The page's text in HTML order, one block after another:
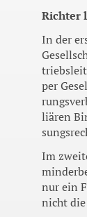
Richter
In der
per
liären
Im
nur ein
nicht